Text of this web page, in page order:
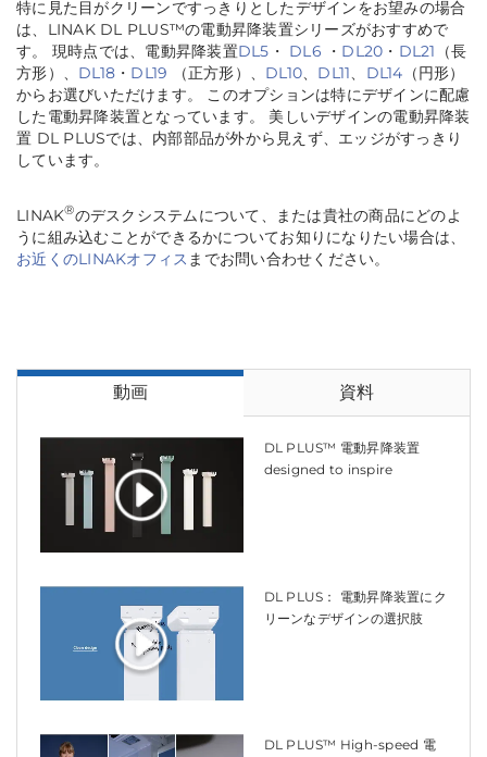
特に見た目がクリーンですっきりとしたデザインをお望みの場合
は、LINAK DL PLUS™の電動昇降装置シリーズがおすすめで
す。 現時点では、電動昇降装置DL5 ・ DL6 ・ DL20 ・ DL21 （長
方形）、 DL18 ・ DL19 （正方形）、 DL10、 DL11、 DL14 （円形）
からお選びいただけます。 このオプションは特にデザインに配慮
した電動昇降装置となっています。 美しいデザインの電動昇降装
置 DL PLUSでは、内部部品が外から見えず、エッジがすっきり
しています。
LINAK®のデスクシステムについて、または貴社の商品にどのよ
うに組み込むことができるかについてお知りになりたい場合は、
お近くのLINAKオフィス までお問い合わせください。
動画 資料
DL PLUS™ 電動昇降装置
designed to inspire
DL PLUS： 電動昇降装置にク
リーンなデザインの選択肢
DL PLUS™ High-speed 電